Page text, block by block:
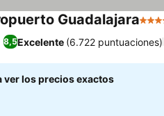
Guadalajara4
8,5Excelente (6.722 puntuaciones)
ver los precios exactos